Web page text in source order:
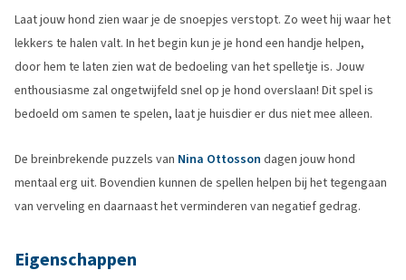
Laat jouw hond zien waar je de snoepjes verstopt. Zo weet hij waar het
lekkers te halen valt. In het begin kun je je hond een handje helpen,
door hem te laten zien wat de bedoeling van het spelletje is. Jouw
enthousiasme zal ongetwijfeld snel op je hond overslaan! Dit spel is
bedoeld om samen te spelen, laat je huisdier er dus niet mee alleen.
De breinbrekende puzzels van Nina Ottosson dagen jouw hond
mentaal erg uit. Bovendien kunnen de spellen helpen bij het tegengaan
van verveling en daarnaast het verminderen van negatief gedrag.
Eigenschappen